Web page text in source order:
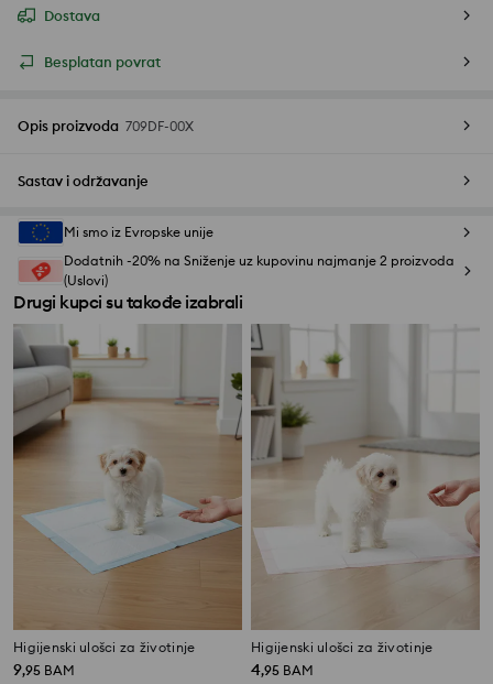
Dostava
Besplatan povrat
Opis proizvoda 709DF-00X
Sastav i održavanje
Mi smo iz Evropske unije
Dodatnih -20% na Sniženje uz kupovinu najmanje 2 proizvoda
(Uslovi)
Drugi kupci su takođe izabrali
Higijenski ulošci za životinje
9,95 BAM
Higijenski ulošci za životinje
4,95 BAM